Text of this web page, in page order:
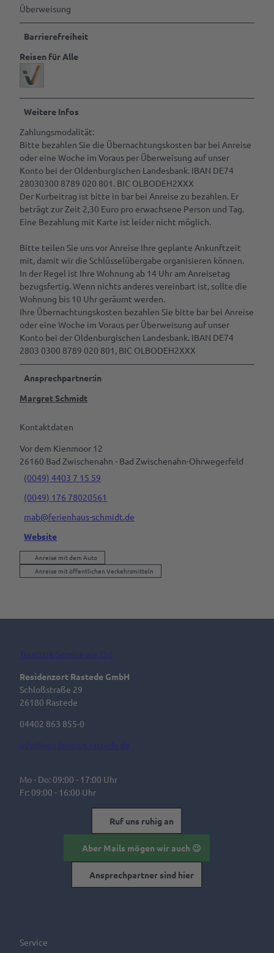
Überweisung
Barrierefreiheit
Reisen für Alle
Weitere Infos
Zahlungsmodalität:
Bitte bezahlen Sie die Übernachtungskosten bar bei Anreise
oder eine Woche im Voraus per Überweisung auf unser
Konto bei der Oldenburgischen Landesbank. IBAN DE74
28030300 8789 020 801. BIC OLBODEH2XXX
Der Kurbeitrag ist bitte in bar bei Anreise zu bezahlen. Er
beträgt zur Zeit 2,30 Euro pro erwachsene Person und Tag.
Eine Bezahlung mit Karte ist leider nicht möglich.
Bitte teilen Sie uns vor Anreise Ihre geplante Ankunftzeit
mit, damit wir die Schlüsselübergabe organisieren können.
In der Regel ist Ihre Wohnung ab 14 Uhr am Anreisetag
bezugsfertig. Wenn nichts anderes vereinbart ist, sollte die
Wohnung bis 10 Uhr geräumt werden.
Ihre Übernachtungskosten bezahlen Sie bitte bar bei Anreise
oder eine Woche im Voraus per Überweisung auf unser
Konto bei der Oldenburgischen Landesbank. IBAN DE74
2803 0300 8789 020 801, BIC OLBODEH2XXX
Ansprechpartner:in
Margret Schmidt
Kontaktdaten
Vor dem Kienmoor 12
26160 Bad Zwischenahn - Bad Zwischenahn-Ohrwegerfeld
(0049) 4403 7 15 59
(0049) 176 78020561
mab@ferienhaus-schmidt.de
Website
Anreise mit dem Auto
Anreise mit öffentlichen Verkehrsmitteln
Touristik-Service vor Ort
Residenzort Rastede GmbH
Schloßstraße 29
26180 Rastede
04402 863 855-0
info@residenzort-rastede.de
Mo - Do: 09:00 - 17:00 Uhr
Fr: 09:00 - 16:00 Uhr
Ruf uns ruhig an
Aber Mails mögen wir auch 😉
Ansprechpartner sind hier
Service